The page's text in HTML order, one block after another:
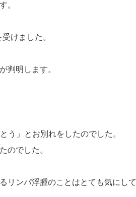
。
けました。
判明します。
う」とお別れをしたのでした。
のでした。
リンパ浮腫のことはとても気にして